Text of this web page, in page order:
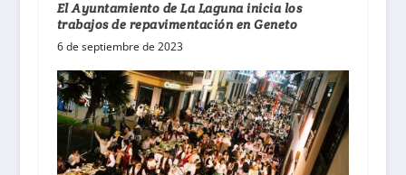
El Ayuntamiento de La Laguna inicia los
trabajos de repavimentación en Geneto
6 de septiembre de 2023